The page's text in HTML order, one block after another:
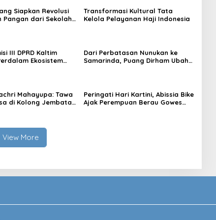
Siapkan Revolusi
Pangan dari Sekolah,
Transformasi Kultural Tata
Kelola Pelayanan Haji Indonesia
III DPRD Kaltim
Ekosistem
Dari Perbatasan Nunukan ke
Samarinda, Puang Dirham Ubah
Mahayupa: Tawa
di Kolong Jembatan
Peringati Hari Kartini, Abissia Bike
Ajak Perempuan Berau Gowes
View More